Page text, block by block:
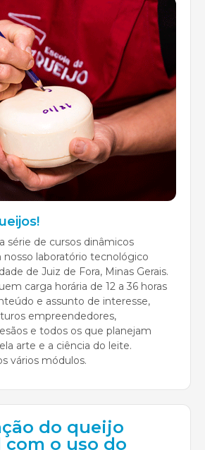
série de cursos dinâmicos
nosso laboratório tecnológico
de Juiz de Fora, Minas Gerais.
carga horária de 12 a 36 horas
e assunto de interesse,
empreendedores,
e todos os que planejam
arte e a ciência do leite.
vários módulos.
do queijo
com o uso do